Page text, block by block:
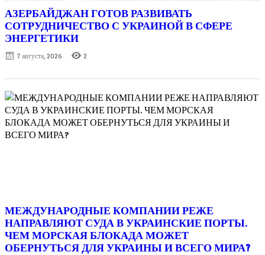
АЗЕРБАЙДЖАН ГОТОВ РАЗВИВАТЬ
СОТРУДНИЧЕСТВО С УКРАИНОЙ В СФЕРЕ
ЭНЕРГЕТИКИ
Posted
7 августа, 2026 2
МЕЖДУНАРОДНЫЕ КОМПАНИИ РЕЖЕ
НАПРАВЛЯЮТ СУДА В УКРАИНСКИЕ ПОРТЫ.
ЧЕМ МОРСКАЯ БЛОКАДА МОЖЕТ
ОБЕРНУТЬСЯ ДЛЯ УКРАИНЫ И ВСЕГО МИРА?